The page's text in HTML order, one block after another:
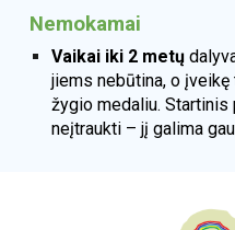
Nemokamai
Vaikai iki 2 metų
jiems nebūtina, o
žygio medaliu.
neįtraukti – jį galima